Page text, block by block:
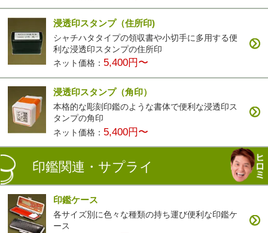
浸透印スタンプ（住所印)
シャチハタタイプの領収書や小切手に多用する便
利な浸透印スタンプの住所印
ネット価格： 5,400円〜
浸透印スタンプ（角印）
本格的な彫刻印鑑のような書体で便利な浸透印ス
タンプの角印
ネット価格： 5,400円〜
印鑑関連・サプライ
印鑑ケース
各サイズ別に色々な種類の持ち運び便利な印鑑ケ
ース